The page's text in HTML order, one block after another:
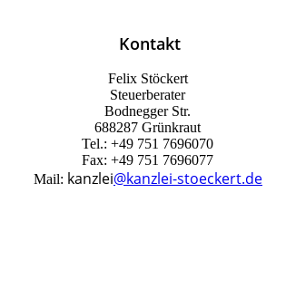
Kontakt
Felix Stöckert
Steuerberater
Bodnegger Str.
688287 Grünkraut
Tel.: +49 751 7696070
Fax: +49 751 7696077
Mail: kanzlei@kanzlei-stoeckert.de